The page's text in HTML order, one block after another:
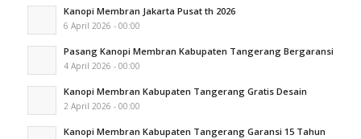
Kanopi Membran Jakarta Pusat th 2026
6 April 2026 - 00:00
Pasang Kanopi Membran Kabupaten Tangerang Bergaransi
4 April 2026 - 00:00
Kanopi Membran Kabupaten Tangerang Gratis Desain
2 April 2026 - 00:00
Kanopi Membran Kabupaten Tangerang Garansi 15 Tahun